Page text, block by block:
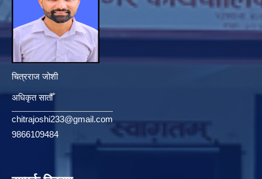
चित्रराज जोशी
अधिकृत सातौँ
chitrajoshi233@gmail.com
9866109484